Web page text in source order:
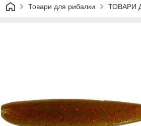
Товари для рибалки ТОВАРИ